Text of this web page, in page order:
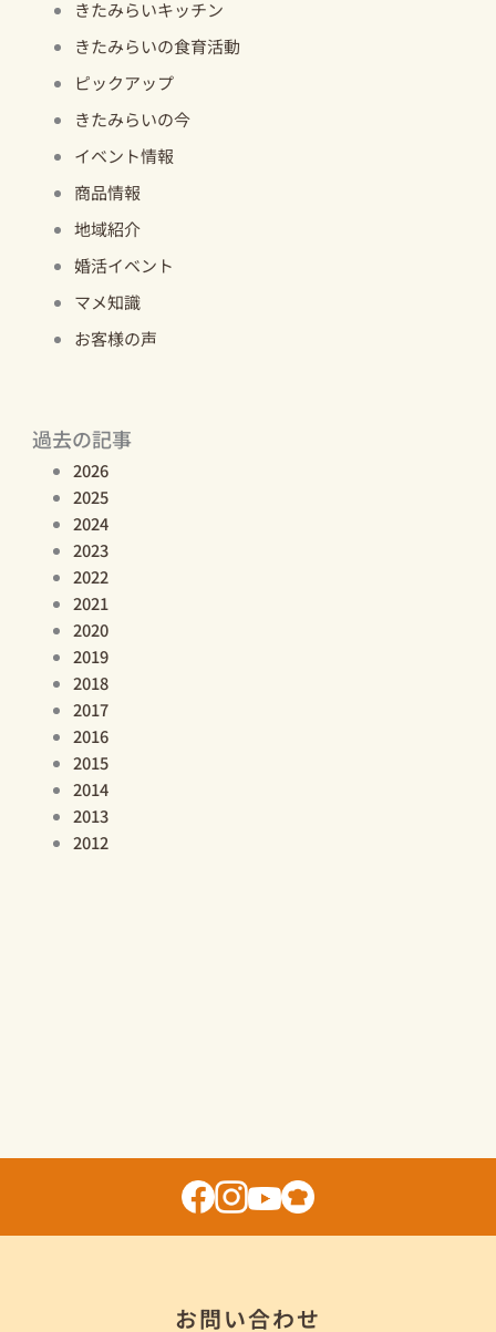
きたみらいキッチン
きたみらいの食育活動
ピックアップ
きたみらいの今
イベント情報
商品情報
地域紹介
婚活イベント
マメ知識
お客様の声
過去の記事
2026
2025
2024
2023
2022
2021
2020
2019
2018
2017
2016
2015
2014
2013
2012
お問い合わせ